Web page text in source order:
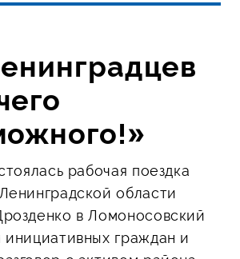
рабочая поездка
области
в Ломоносовский
граждан и